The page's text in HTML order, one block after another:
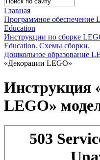
Главная
Программное обеспечение
Education
Инструкции по сборке
Education. Схемы сборки.
Дошкольное образование
«Декорации LEGO»
Инструкция
LEGO»